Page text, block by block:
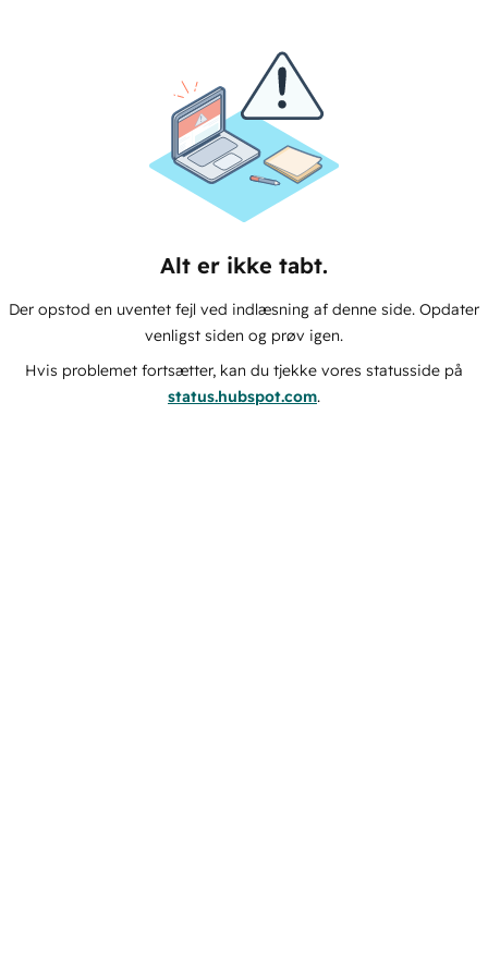
Alt er ikke tabt.
Der opstod en uventet fejl ved indlæsning af denne side. Opdater
venligst siden og prøv igen.
Hvis problemet fortsætter, kan du tjekke vores statusside på
status.hubspot.com.